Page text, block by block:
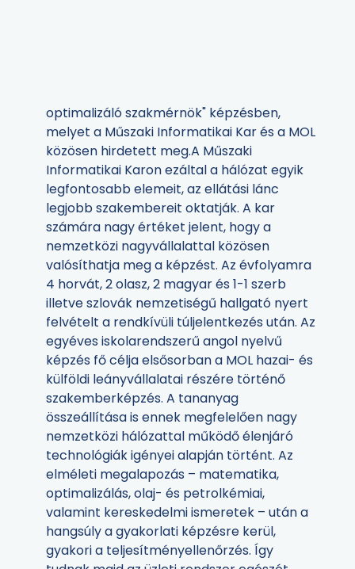
optimalizáló szakmérnök" képzésben,
melyet a Műszaki Informatikai Kar és a MOL
közösen hirdetett meg.A Műszaki
Informatikai Karon ezáltal a hálózat egyik
legfontosabb elemeit, az ellátási lánc
legjobb szakembereit oktatják. A kar
számára nagy értéket jelent, hogy a
nemzetközi nagyvállalattal közösen
valósíthatja meg a képzést. Az évfolyamra
4 horvát, 2 olasz, 2 magyar és 1-1 szerb
illetve szlovák nemzetiségű hallgató nyert
felvételt a rendkívüli túljelentkezés után. Az
egyéves iskolarendszerű angol nyelvű
képzés fő célja elsősorban a MOL hazai- és
külföldi leányvállalatai részére történő
szakemberképzés. A tananyag
összeállítása is ennek megfelelően nagy
nemzetközi hálózattal működő élenjáró
technológiák igényei alapján történt. Az
elméleti megalapozás – matematika,
optimalizálás, olaj- és petrolkémiai,
valamint kereskedelmi ismeretek – után a
hangsúly a gyakorlati képzésre kerül,
gyakori a teljesítményellenőrzés. Így